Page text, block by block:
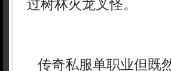
过树林火龙叉怪。
传奇私服单职业但既